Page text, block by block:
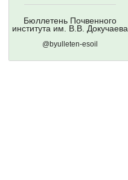
Бюллетень Почвенного
института им. В.В. Докучаева
@byulleten-esoil